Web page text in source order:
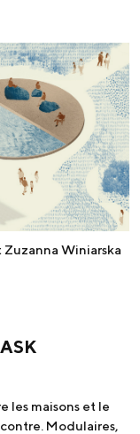
Zuzanna Winiarska
les maisons et le
Modulaires,